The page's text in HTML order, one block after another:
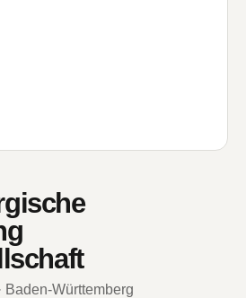
Baden-Württemberg